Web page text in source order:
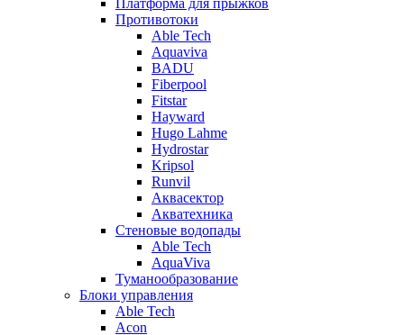
Противотоки
Able Tech
Aquaviva
BADU
Fiberpool
Fitstar
Hayward
Hugo Lahme
Hydrostar
Kripsol
Runvil
Аквасектор
Акватехника
Стеновые водопады
Able Tech
AquaViva
Туманообразование
Блоки управления
Able Tech
Acon